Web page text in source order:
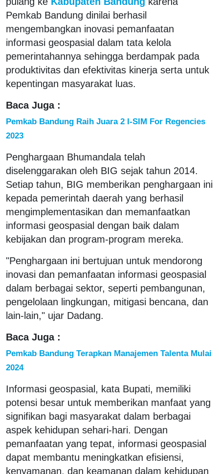
Pemkab Bandung dinilai berhasil
mengembangkan inovasi pemanfaatan
informasi geospasial dalam tata kelola
pemerintahannya sehingga berdampak pada
produktivitas dan efektivitas kinerja serta untuk
kepentingan masyarakat luas.
Baca Juga :
Pemkab Bandung Raih Juara 2 I-SIM For Regencies
2023
Penghargaan Bhumandala telah
diselenggarakan oleh BIG sejak tahun 2014.
Setiap tahun, BIG memberikan penghargaan ini
kepada pemerintah daerah yang berhasil
mengimplementasikan dan memanfaatkan
informasi geospasial dengan baik dalam
kebijakan dan program-program mereka.
"Penghargaan ini bertujuan untuk mendorong
inovasi dan pemanfaatan informasi geospasial
dalam berbagai sektor, seperti pembangunan,
pengelolaan lingkungan, mitigasi bencana, dan
lain-lain," ujar Dadang.
Baca Juga :
Pemkab Bandung Terapkan Manajemen Talenta Mulai
2024
Informasi geospasial, kata Bupati, memiliki
potensi besar untuk memberikan manfaat yang
signifikan bagi masyarakat dalam berbagai
aspek kehidupan sehari-hari. Dengan
pemanfaatan yang tepat, informasi geospasial
dapat membantu meningkatkan efisiensi,
kenyamanan, dan keamanan dalam kehidupan